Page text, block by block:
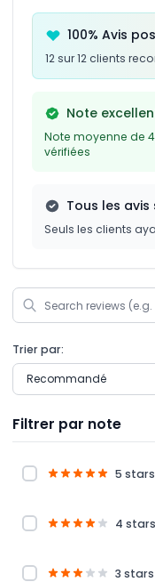
100% Avis
12 sur 12 clients
Note
Note moyenne de
vérifiées
Tous les
Seuls les clients
Trier par:
Filtrer par note
5 stars
4 stars
3 stars